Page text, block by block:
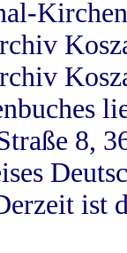
8,
ist